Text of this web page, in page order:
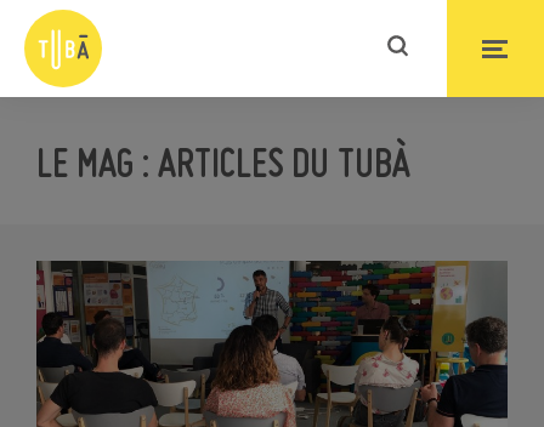
LE MAG : ARTICLES DU TUBÀ